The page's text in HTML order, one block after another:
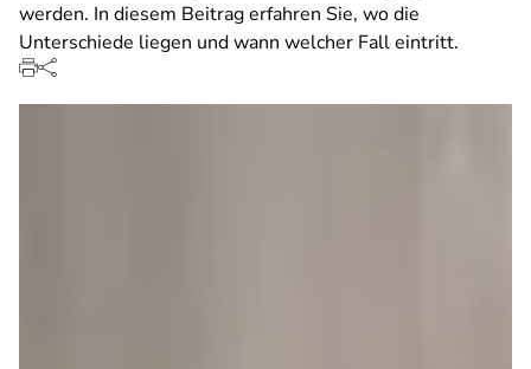
werden. In diesem Beitrag erfahren Sie, wo die
Unterschiede liegen und wann welcher Fall eintritt.